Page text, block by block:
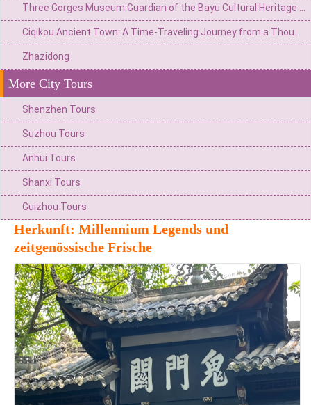
Zhazidong
More City Tours
Shenzhen Tours
Suzhou Tours
Anhui Tours
Shanxi Tours
Guizhou Tours
Herkunft: Millennium Legends und
zeitgenössische Frische